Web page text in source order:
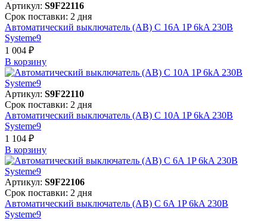
Артикул: S9F22116
Срок поставки: 2 дня
Автоматический выключатель (АВ) C 16A 1P 6kA 230В
Systeme9
1 004 ₽
В корзинy
Артикул: S9F22110
Срок поставки: 2 дня
Автоматический выключатель (АВ) C 10A 1P 6kA 230В
Systeme9
1 104 ₽
В корзинy
Артикул: S9F22106
Срок поставки: 2 дня
Автоматический выключатель (АВ) C 6A 1P 6kA 230В
Systeme9